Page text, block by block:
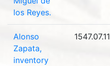
los Reyes.
Alonso
Zapata,
inventory
1547.07.11